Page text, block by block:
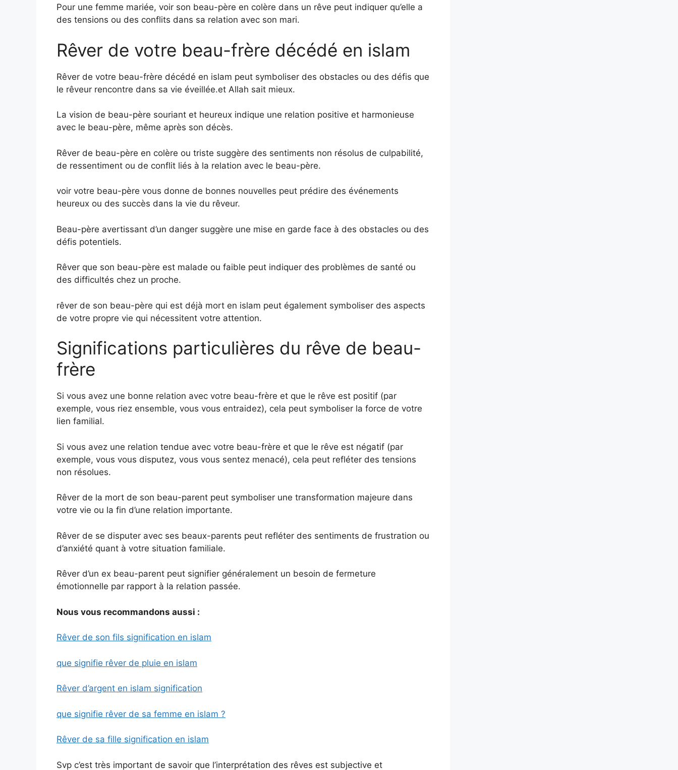
Pour une femme mariée, voir son beau-père en colère dans un rêve peut indiquer qu’elle a
des tensions ou des conflits dans sa relation avec son mari.
Rêver de votre beau-frère décédé en islam
Rêver de votre beau-frère décédé en islam peut symboliser des obstacles ou des défis que
le rêveur rencontre dans sa vie éveillée.et Allah sait mieux.
La vision de beau-père souriant et heureux indique une relation positive et harmonieuse
avec le beau-père, même après son décès.
Rêver de beau-père en colère ou triste suggère des sentiments non résolus de culpabilité,
de ressentiment ou de conflit liés à la relation avec le beau-père.
voir votre beau-père vous donne de bonnes nouvelles peut prédire des événements
heureux ou des succès dans la vie du rêveur.
Beau-père avertissant d’un danger suggère une mise en garde face à des obstacles ou des
défis potentiels.
Rêver que son beau-père est malade ou faible peut indiquer des problèmes de santé ou
des difficultés chez un proche.
rêver de son beau-père qui est déjà mort en islam peut également symboliser des aspects
de votre propre vie qui nécessitent votre attention.
Significations particulières du rêve de beau-
frère
Si vous avez une bonne relation avec votre beau-frère et que le rêve est positif (par
exemple, vous riez ensemble, vous vous entraidez), cela peut symboliser la force de votre
lien familial.
Si vous avez une relation tendue avec votre beau-frère et que le rêve est négatif (par
exemple, vous vous disputez, vous vous sentez menacé), cela peut refléter des tensions
non résolues.
Rêver de la mort de son beau-parent peut symboliser une transformation majeure dans
votre vie ou la fin d’une relation importante.
Rêver de se disputer avec ses beaux-parents peut refléter des sentiments de frustration ou
d’anxiété quant à votre situation familiale.
Rêver d’un ex beau-parent peut signifier généralement un besoin de fermeture
émotionnelle par rapport à la relation passée.
Nous vous recommandons aussi :
Rêver de son fils signification en islam
que signifie rêver de pluie en islam
Rêver d’argent en islam signification
que signifie rêver de sa femme en islam ?
Rêver de sa fille signification en islam
Svp c’est très important de savoir que l’interprétation des rêves est subjective et